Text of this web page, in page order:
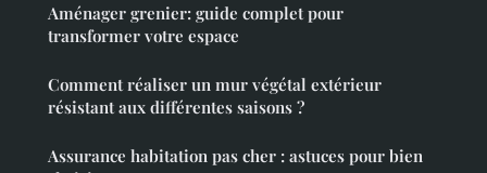
Aménager grenier: guide complet pour
transformer votre espace
Comment réaliser un mur végétal extérieur
résistant aux différentes saisons ?
Assurance habitation pas cher : astuces pour bien